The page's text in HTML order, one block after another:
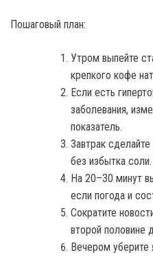
Пошаговый план:
Утром выпейте
крепкого кофе
Если есть
заболевания,
показатель.
Завтрак
без избытка соли.
На 20–30 минут
если погода и
Сократите
второй половине
Вечером уберите